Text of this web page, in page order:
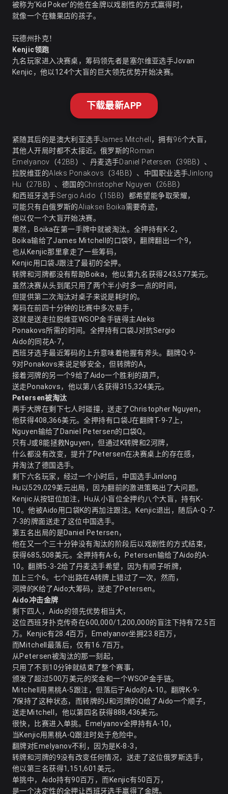
被称为‘Kid Poker’的他在金牌以戏剧性的方式赢得时，
就像一个在糖果店的孩子。
玩德州扑克！
Kenjic领跑
九名玩家进入决赛桌，筹码领先者是塞尔维亚选手Jovan
Kenjic，他以124个大盲的巨大领先优势开始决赛。
下载最新APP
紧随其后的是澳大利亚选手James Mitchell，拥有96个大盲，
其他人开局时都不太接近。俄罗斯的Roman
Emelyanov（42BB）、丹麦选手Daniel Petersen（39BB）、
拉脱维亚的Aleks Ponakovs（34BB）、中国职业选手Jinlong
Hu（27BB）、德国的Christopher Nguyen（26BB）
和西班牙选手Sergio Aido（15BB）都希望能争取荣耀，
可能只有白俄罗斯的Aliaksei Boika需要奇迹，
他以仅一个大盲开始决赛。
果然，Boika在第一手牌中就被淘汰。全押持有K-2，
Boika输给了James Mitchell的口袋9，翻牌翻出一个9，
也从Kenjic那里拿走了一些筹码，
Kenjic用口袋J跟注了最初的全押。
转牌和河牌都没有帮助Boika，他以第九名获得243,577美元。
虽然决赛从头到尾只用了两个半小时多一点的时间，
但提供第二次淘汰对桌子来说是耗时的。
筹码在前四十分钟的比赛中多次易手，
这就是送走拉脱维亚WSOP金手链得主Aleks
Ponakovs所需的时间。全押持有口袋J对抗Sergio
Aido的同花A-7，
西班牙选手最近筹码的上升意味着他握有斧头。翻牌Q-9-
9对Ponakovs来说足够安全，但转牌的A，
接着河牌的另一个9给了Aido一个胜利的葫芦，
送走Ponakovs，他以第八名获得315,324美元。
Petersen被淘汰
两手大牌在剩下七人时碰撞，送走了Christopher Nguyen，
他获得408,366美元。全押持有口袋J在翻牌T-9-7上，
Nguyen输给了Daniel Petersen的口袋Q。
只有J或8能拯救Nguyen，但通过K转牌和2河牌，
什么都没有改变，提升了Petersen在决赛桌上的存在感，
并淘汰了德国选手。
剩下六名玩家，经过一个小时后，中国选手Jinlong
Hu以529,029美元出局，因为翻前的激进策略出了大问题。
Kenjic从按钮位加注，Hu从小盲位全押约八个大盲，持有K-
10。他被Aido用口袋K的再加注跟注。Kenjic退出，随后A-Q-7-
7-3的牌面送走了这位中国选手。
第五名出局的是Daniel Petersen，
他在又一个三十分钟没有淘汰的阶段后以戏剧性的方式结束，
获得685,508美元。全押持有A-6，Petersen输给了Aido的A-
10。翻牌5-3-2给了丹麦选手希望，因为有顺子听牌，
加上三个6。七个出路在A转牌上错过了一次，然而，
河牌的K给了Aido大筹码，送走了Petersen。
Aido冲击金牌
剩下四人，Aido的领先优势相当大，
这位西班牙扑克传奇在600,000/1,200,000的盲注下持有72.5百
万。Kenjic有28.4百万，Emelyanov坐拥23.8百万，
而Mitchell最落后，仅有16.7百万。
从Petersen被淘汰的那一刻起，
只用了不到10分钟就结束了整个赛事，
颁发了超过500万美元的奖金和一个WSOP金手链。
Mitchell用黑桃A-5跟注，但落后于Aido的A-10。翻牌K-9-
7保持了这种状态，而转牌的J和河牌的Q给了Aido一个顺子，
送走Mitchell，他以第四名获得888,436美元。
很快，比赛进入单挑。Emelyanov全押持有A-10，
当Kenjic用黑桃A-Q跟注时处于危险中。
翻牌对Emelyanov不利，因为是K-8-3，
转牌和河牌的9没有改变任何情况，送走了这位俄罗斯选手，
他以第三名获得1,151,601美元。
单挑中，Aido持有90百万，而Kenjic有50百万，
是一个决定性的全押让西班牙选手赢得了金牌。